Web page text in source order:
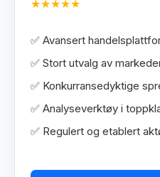
★★★★★
✅ Avansert
✅ Stort utvalg av
✅ Konkurransedyktige
✅ Analyseverktøy i
✅ Regulert og etablert